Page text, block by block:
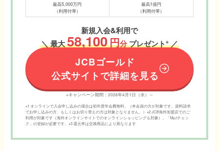
最高5,000万円
（利用付帯）
最高1億円
（利用付帯）
新規入会&利用で
＼ 最大58,100円分プレゼント※／
JCBゴールド
公式サイトで詳細を見る
※キャンペーン期間：2026年4月1日（水）～
※1 オンラインで入会申し込みの場合は初年度年会費無料。（本会員の方が対象です。資料請求
でお申し込みの方、もしくはお切り替えの方は対象となりません。）※2 JCB海外加盟店でのご
利用が対象です（海外オンラインサイトでのオンラインショッピングも対象）。「MyJチェッ
ク」の登録が必要です。※3 還元率は交換商品により異なります